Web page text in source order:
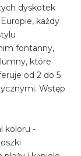
dyskotek
każdy
fontanny,
które
od 2 do 5
Wstęp
koloru -